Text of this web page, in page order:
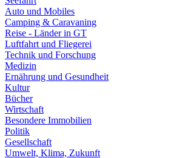
Auto und Mobiles
Camping & Caravaning
Reise - Länder in GT
Luftfahrt und Fliegerei
Technik und Forschung
Medizin
Ernährung und Gesundheit
Kultur
Bücher
Wirtschaft
Besondere Immobilien
Politik
Gesellschaft
Umwelt, Klima, Zukunft